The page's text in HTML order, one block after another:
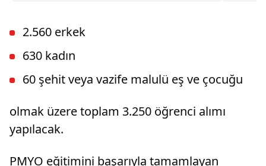
2.560 erkek
630 kadın
60 şehit veya vazife malulü eş ve çocuğu
olmak üzere toplam 3.250 öğrenci alımı
yapılacak.
PMYO eğitimini başarıyla tamamlayan